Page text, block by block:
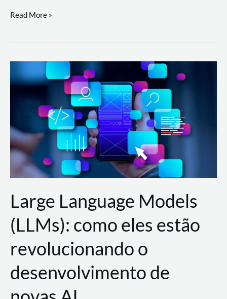
Por
migrar
de
a
AWS?
Read More »
Large Language Models
(LLMs): como eles estão
revolucionando o
desenvolvimento de